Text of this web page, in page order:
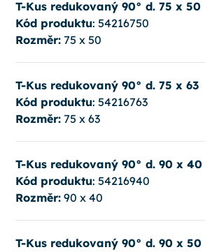
T-Kus redukovaný 90° d. 75 x 50
Kód produktu: 54216750
Rozměr:75 x 50
T-Kus redukovaný 90° d. 75 x 63
Kód produktu: 54216763
Rozměr:75 x 63
T-Kus redukovaný 90° d. 90 x 40
Kód produktu: 54216940
Rozměr:90 x 40
T-Kus redukovaný 90° d. 90 x 50